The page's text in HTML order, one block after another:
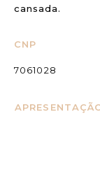
cansada.
CNP
7061028